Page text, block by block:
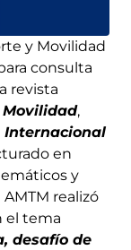
y Movilidad
consulta
revista
Movilidad,
Internacional
en
y
realizó
el tema
desafío de